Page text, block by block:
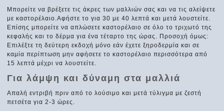
Μπορείτε να βρέξετε τις άκρες των μαλλιών σας και να τις αλείψετε
με καστορέλαιο.Αφήστε το για 30 με 40 λεπτά και μετά λουστείτε.
Επίσης μπορείτε να απλώσετε καστορέλαιο σε όλο το τριχωτό της
κεφαλής και το δέρμα για ένα τέταρτο της ώρας. Προσοχή όμως:
Επιλέξτε τη δεύτερη εκδοχή μόνο εάν έχετε ξηροδερμία και σε
καμία περίπτωση μην αφήσετε το καστορέλαιο περισσότερα από
15 λεπτά μέχρι να λουστείτε.
Για λάμψη και δύναμη στα μαλλιά
Απαλή εντριβή πριν από το λούσιμο και μετά τύλιγμα με ζεστή
πετσέτα για 2-3 ώρες.